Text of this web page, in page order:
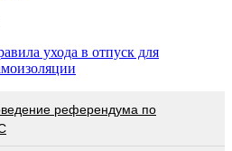
ухода в отпуск для
референдума по